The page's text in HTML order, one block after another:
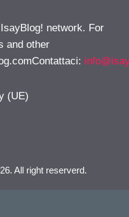
network. For
and other
:
(UE)
All right reserverd.